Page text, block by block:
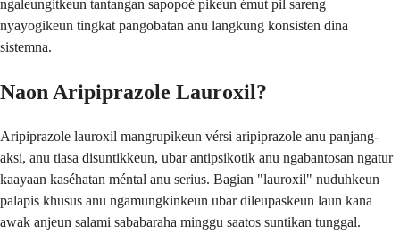
ngaleungitkeun tantangan sapopoé pikeun émut pil sareng
nyayogikeun tingkat pangobatan anu langkung konsisten dina
sistemna.
Naon Aripiprazole Lauroxil?
Aripiprazole lauroxil mangrupikeun vérsi aripiprazole anu panjang-
aksi, anu tiasa disuntikkeun, ubar antipsikotik anu ngabantosan ngatur
kaayaan kaséhatan méntal anu serius. Bagian "lauroxil" nuduhkeun
palapis khusus anu ngamungkinkeun ubar dileupaskeun laun kana
awak anjeun salami sababaraha minggu saatos suntikan tunggal.